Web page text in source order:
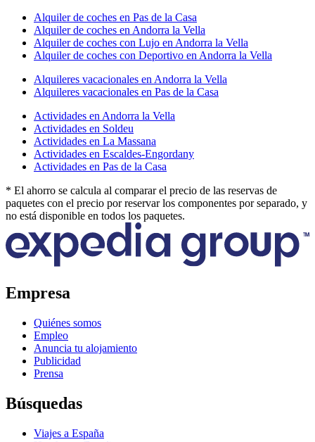
Alquiler de coches en Pas de la Casa
Alquiler de coches en Andorra la Vella
Alquiler de coches con Lujo en Andorra la Vella
Alquiler de coches con Deportivo en Andorra la Vella
Alquileres vacacionales en Andorra la Vella
Alquileres vacacionales en Pas de la Casa
Actividades en Andorra la Vella
Actividades en Soldeu
Actividades en La Massana
Actividades en Escaldes-Engordany
Actividades en Pas de la Casa
* El ahorro se calcula al comparar el precio de las reservas de
paquetes con el precio por reservar los componentes por separado, y
no está disponible en todos los paquetes.
Empresa
Quiénes somos
Empleo
Anuncia tu alojamiento
Publicidad
Prensa
Búsquedas
Viajes a España